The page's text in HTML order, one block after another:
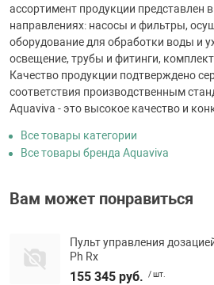
ассортимент продукции представлен
направлениях: насосы и фильтры,
оборудование для обработки воды и
освещение, трубы и фитинги,
Качество продукции подтверждено
соответствия производственным
Aquaviva - это высокое качество и
Все товары категории
Все товары бренда Aquaviva
Вам может понравиться
Пульт управления
Ph Rx
155 345 руб. / шт.